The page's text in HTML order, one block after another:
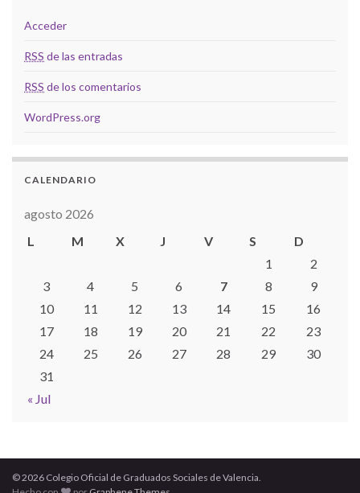
Acceder
RSS de las entradas
RSS de los comentarios
WordPress.org
CALENDARIO
agosto 2026
L
M X J V S D
« Jul
1
2
3
4 5 6 7 8
9
10
11 12 13 14 15
16
17
18 19 20 21 22
23
24
25 26 27 28 29
30
31
© 2026 Colegio Oficial de Graduados Sociales de Valencia.